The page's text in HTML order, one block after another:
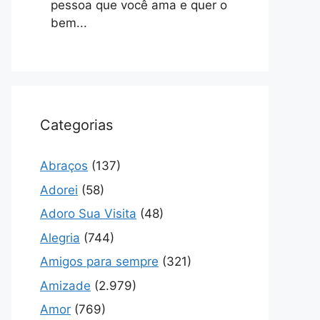
pessoa que você ama e quer o
bem...
Categorias
Abraços (137)
Adorei (58)
Adoro Sua Visita (48)
Alegria (744)
Amigos para sempre (321)
Amizade (2.979)
Amor (769)